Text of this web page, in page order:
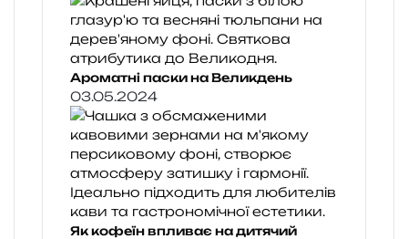
Ароматні паски на Великдень
03.05.2024
Як кофеїн впливає на дитячий